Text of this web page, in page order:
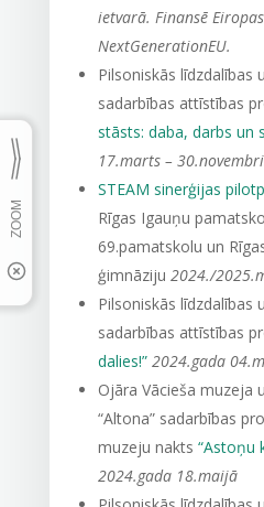
ietvarā. Finansē
NextGenerationEU.
Pilsoniskās līdzdalības
sadarbības attīstības
stāsts: daba, darbs un
17.marts –
STEAM sinerģijas
Rīgas Igauņu
69.pamatskolu un
ģimnāziju 2024./
Pilsoniskās līdzdalības
sadarbības attīstības
dalies!” 2024.gada
Ojāra Vācieša muzeja
“Altona” sadarbības
muzeju nakts “Astoņu
2024.gada 18.maijā